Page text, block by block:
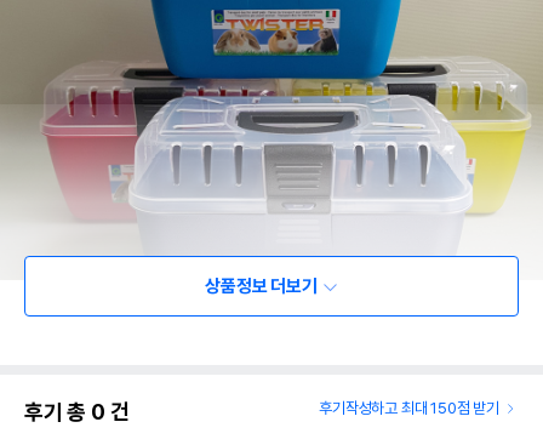
상품정보 더보기
후기 총 0 건 후기작성하고 최대 150점 받기